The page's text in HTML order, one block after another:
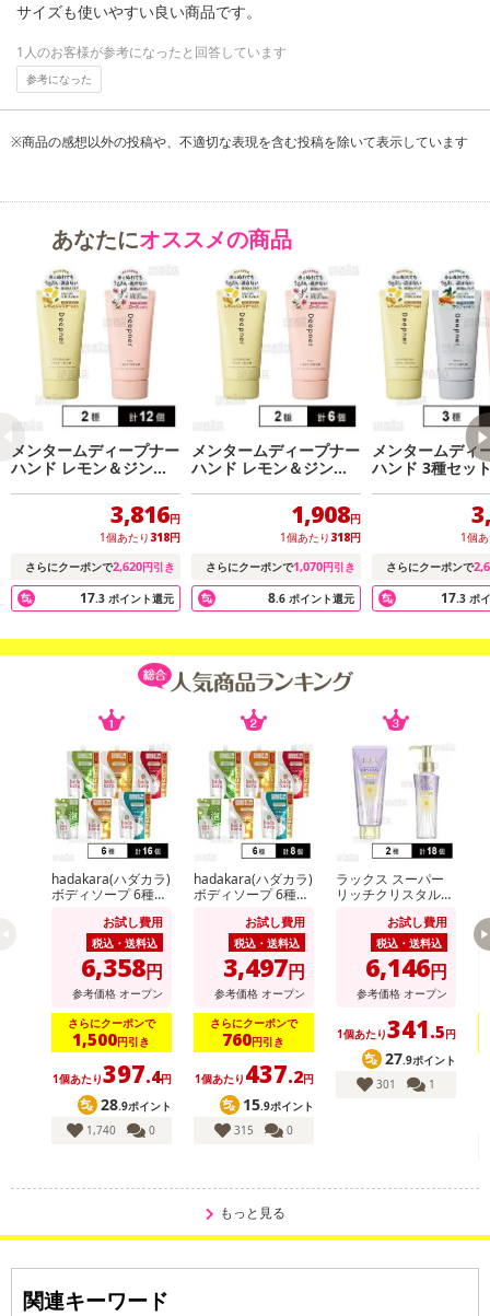
【メンタームディープナーハンド ローズ】
サイズも使いやすい良い商品です。
1人のお客様が参考になったと回答しています
参考になった
※商品の感想以外の投稿や、不適切な表現を含む投稿を除いて表示しています
あなたにオススメの商品
メンタームディープナー
ハンド レモン＆ジンジ
3,816円
1個あたり 318円
さらにクーポンで2,620円引き
17.3 ポイント還元
メンタームディープナー
ハンド レモン＆ジンジ
1,908円
1個あたり 318円
さらにクーポンで1,070円引き
8.6 ポイント還元
メンタームディ
ハンド 3種セッ
戻り品
1個
さらにクーポンで
17.3 ポ
hadakara(ハダカラ)
ボディソープ 6種セ
お試し費用
税込・送料込
6,358円
参考価格 オープン
さらにクーポンで
1,500円引き
1個あたり397.4円
28.9ポイント
1,740
0
hadakara(ハダカラ)
ボディソープ 6種セ
お試し費用
税込・送料込
3,497円
参考価格 オープン
さらにクーポンで
760円引き
1個あたり 437.2円
15.9ポイント
315
0
ラックス スーパー
リッチクリスタル
ア ヘアパック 180g
/ オイル 90ml
お試し費用
税込・送料込
6,146円
参考価格 オープン
1個あたり341.5円
27.9ポイント
301
1
もっと見る
関連キーワード